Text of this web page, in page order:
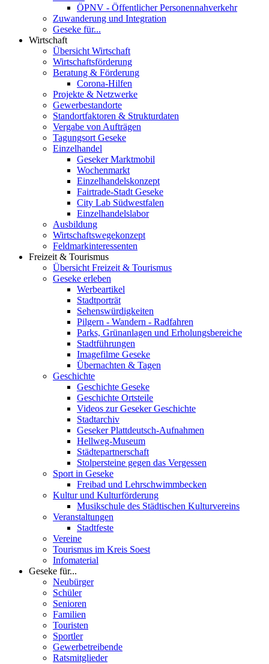
ÖPNV - Öffentlicher Personennahverkehr
Zuwanderung und Integration
Geseke für...
Wirtschaft
Übersicht Wirtschaft
Wirtschaftsförderung
Beratung & Förderung
Corona-Hilfen
Projekte & Netzwerke
Gewerbestandorte
Standortfaktoren & Strukturdaten
Vergabe von Aufträgen
Tagungsort Geseke
Einzelhandel
Geseker Marktmobil
Wochenmarkt
Einzelhandelskonzept
Fairtrade-Stadt Geseke
City Lab Südwestfalen
Einzelhandelslabor
Ausbildung
Wirtschaftswegekonzept
Feldmarkinteressenten
Freizeit & Tourismus
Übersicht Freizeit & Tourismus
Geseke erleben
Werbeartikel
Stadtporträt
Sehenswürdigkeiten
Pilgern - Wandern - Radfahren
Parks, Grünanlagen und Erholungsbereiche
Stadtführungen
Imagefilme Geseke
Übernachten & Tagen
Geschichte
Geschichte Geseke
Geschichte Ortsteile
Videos zur Geseker Geschichte
Stadtarchiv
Geseker Plattdeutsch-Aufnahmen
Hellweg-Museum
Städtepartnerschaft
Stolpersteine gegen das Vergessen
Sport in Geseke
Freibad und Lehrschwimmbecken
Kultur und Kulturförderung
Musikschule des Städtischen Kulturvereins
Veranstaltungen
Stadtfeste
Vereine
Tourismus im Kreis Soest
Infomaterial
Geseke für...
Neubürger
Schüler
Senioren
Familien
Touristen
Sportler
Gewerbetreibende
Ratsmitglieder